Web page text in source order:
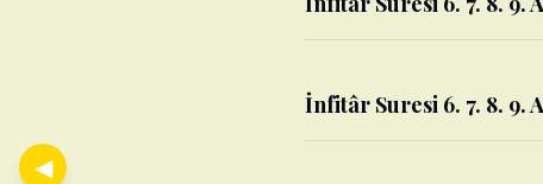
İnfitâr Suresi 6. 7. 8. 9.
◀